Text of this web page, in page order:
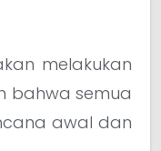
melakukan
bahwa semua
awal dan